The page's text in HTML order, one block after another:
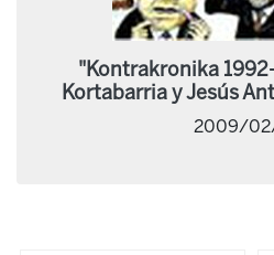
"Kontrakronika
Kortabarria y Jesús
2009/